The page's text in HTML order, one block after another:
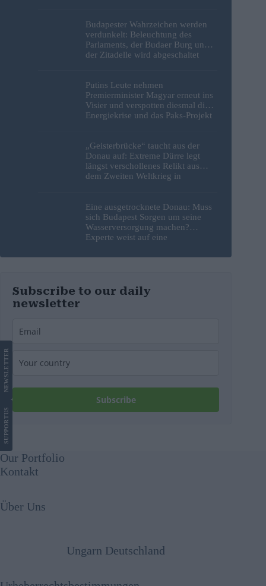
Budapester Wahrzeichen werden
verdunkelt: Beleuchtung des
Parlaments, der Budaer Burg und
der Zitadelle wird abgeschaltet
Putins Leute nehmen
Premierminister Magyar erneut ins
Visier und verspotten diesmal die
Energiekrise und das Paks-Projekt
„Geisterbrücke“ taucht aus der
Donau auf: Extreme Dürre legt
längst verschollenes Relikt aus
dem Zweiten Weltkrieg in
Eine ausgetrocknete Donau: Muss
sich Budapest Sorgen um seine
Wasserversorgung machen?
Experte weist auf eine
Subscribe to our daily
newsletter
Subscribe
SUPPORT
US
NEWS
LETTER
Our Portfolio
Kontakt
Über Uns
Ungarn Deutschland